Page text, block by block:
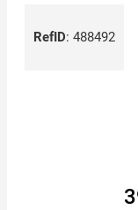
RefID: 488492